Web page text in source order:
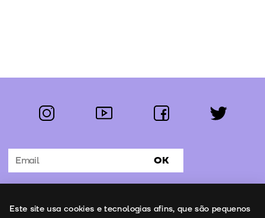
Segue-nos:
instagram youtube facebook twitter
Subscrever Newsletter OK
Este site usa cookies e tecnologias afins, que são pequenos